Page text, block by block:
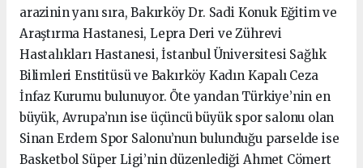
arazinin yanı sıra, Bakırköy Dr. Sadi Konuk Eğitim ve
Araştırma Hastanesi, Lepra Deri ve Zührevi
Hastalıkları Hastanesi, İstanbul Üniversitesi Sağlık
Bilimleri Enstitüsü ve Bakırköy Kadın Kapalı Ceza
İnfaz Kurumu bulunuyor. Öte yandan Türkiye’nin en
büyük, Avrupa’nın ise üçüncü büyük spor salonu olan
Sinan Erdem Spor Salonu’nun bulunduğu parselde ise
Basketbol Süper Ligi’nin düzenlediği Ahmet Cömert